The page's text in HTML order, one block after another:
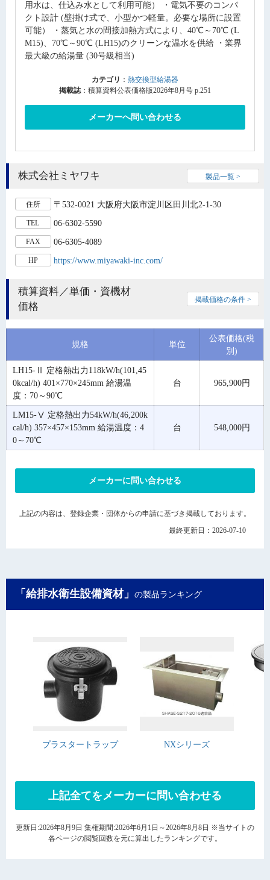
用水は、仕込み水として利用可能） ・電気不要のコンパ
クト設計 (壁掛け式で、小型かつ軽量。必要な場所に設置
可能） ・蒸気と水の間接加熱方式により、40℃～70℃ (L
M15)、70℃～90℃ (LH15)のクリーンな温水を供給 ・業界
最大級の給湯量 (30号級相当)
カテゴリ ： 熱交換型給湯器
掲載誌：積算資料公表価格版2026年8月号 p.251
メーカーへ問い合わせる
株式会社ミヤワキ 製品一覧 >
住所 〒532-0021 大阪府大阪市淀川区田川北2-1-30
TEL 06-6302-5590
FAX 06-6305-4089
HP https://www.miyawaki-inc.com/
積算資料／単価・資機材
価格
掲載価格の条件 >
規格 単位
公表価格(税
別)
LH15-Ⅱ 定格熱出力118kW/h(101,45
0kcal/h) 401×770×245mm 給湯温
度：70～90℃
台 965,900円
LM15-Ⅴ 定格熱出力54kW/h(46,200k
cal/h) 357×457×153mm 給湯温度：4
0～70℃
台 548,000円
メーカーに問い合わせる
上記の内容は、登録企業・団体からの申請に基づき掲載しております。
最終更新日：2026-07-10
「給排水衛生設備資材」 の製品ランキング
プラスタートラップ NXシリーズ
上記全てをメーカーに問い合わせる
更新日:2026年8月9日 集権期間:2026年6月1日～2026年8月8日 ※当サイトの
各ページの閲覧回数を元に算出したランキングです。